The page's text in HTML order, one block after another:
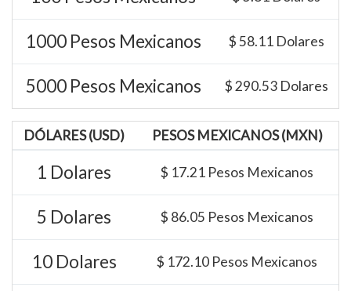
1000 Pesos Mexicanos $ 58.11 Dolares
5000 Pesos Mexicanos $ 290.53 Dolares
DÓLARES (USD) PESOS MEXICANOS (MXN)
1 Dolares $ 17.21 Pesos Mexicanos
5 Dolares $ 86.05 Pesos Mexicanos
10 Dolares $ 172.10 Pesos Mexicanos